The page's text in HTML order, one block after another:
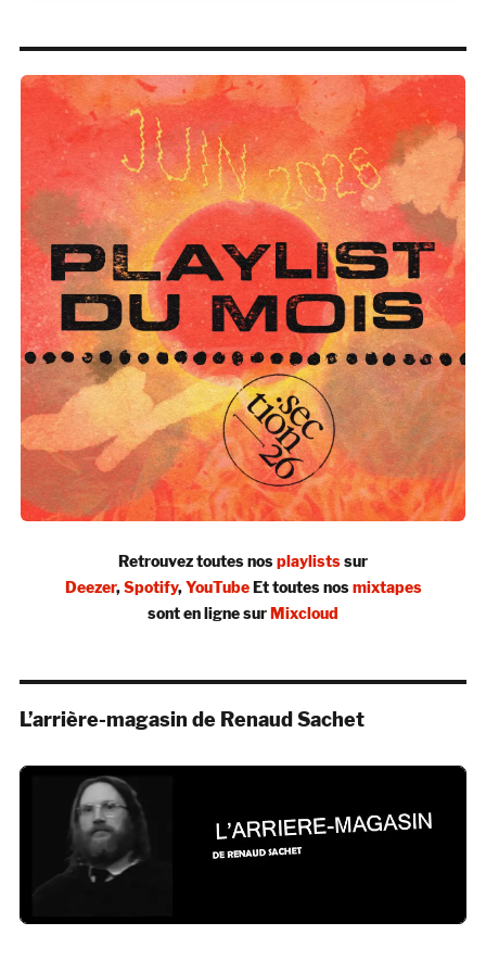
Retrouvez toutes nosplaylistssur
Deezer,Spotify,YouTubeEt toutes nosmixtapes
sont en ligne surMixcloud
L’arrière-magasin de Renaud Sachet